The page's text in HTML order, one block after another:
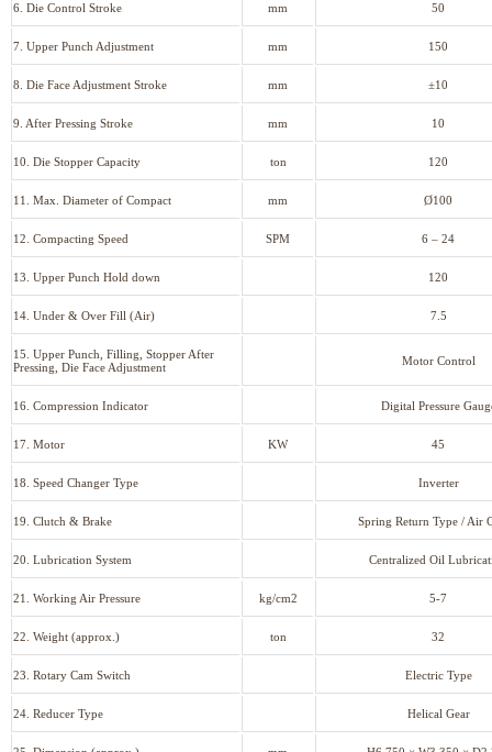
6. Die Control Stroke mm 50
7. Upper Punch Adjustment mm 150
8. Die Face Adjustment Stroke mm ±10
9. After Pressing Stroke mm 10
10. Die Stopper Capacity ton 120
11. Max. Diameter of Compact mm Ø100
12. Compacting Speed SPM 6 – 24
13. Upper Punch Hold down 120
14. Under & Over Fill (Air) 7.5
15. Upper Punch, Filling, Stopper After
Pressing, Die Face Adjustment
Motor Control
16. Compression Indicator Digital Pressure
17. Motor KW 45
18. Speed Changer Type Inverter
19. Clutch & Brake Spring Return Type / Air
20. Lubrication System Centralized Oil
21. Working Air Pressure kg/cm2 5-7
22. Weight (approx.) ton 32
23. Rotary Cam Switch Electric Type
24. Reducer Type Helical Gear